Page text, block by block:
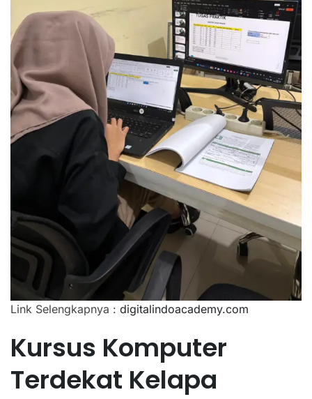
Link Selengkapnya : digitalindoacademy.com
Kursus Komputer
Terdekat Kelapa